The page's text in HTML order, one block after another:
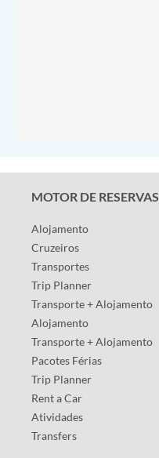
MOTOR DE RESERVAS
Alojamento
Cruzeiros
Transportes
Trip Planner
Transporte + Alojamento
Alojamento
Transporte + Alojamento
Pacotes Férias
Trip Planner
Rent a Car
Atividades
Transfers